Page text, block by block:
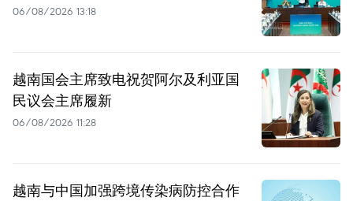
06/08/2026 13:18
越南国会主席致电祝贺阿尔及利亚国
民议会主席履新
06/08/2026 11:28
越南与中国加强跨境传染病防控合作